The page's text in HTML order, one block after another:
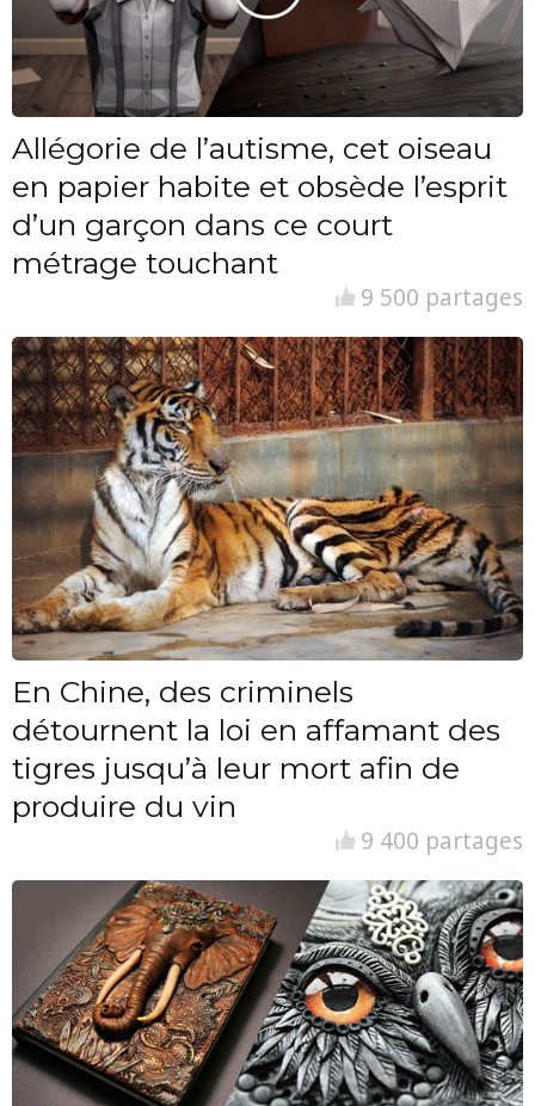
Allégorie de l’autisme, cet oiseau
en papier habite et obsède l’esprit
d’un garçon dans ce court
métrage touchant
9 500 partages
En Chine, des criminels
détournent la loi en affamant des
tigres jusqu’à leur mort afin de
produire du vin
9 400 partages